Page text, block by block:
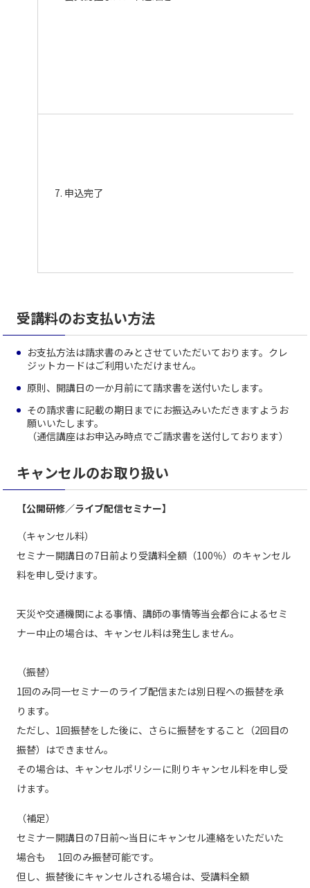
7. 申込完了
受講料のお支払い方法
お支払方法は請求書のみとさせていただいております。クレ
ジットカードはご利用いただけません。
原則、開講日の一か月前にて請求書を送付いたします。
その請求書に記載の期日までにお振込みいただきますようお
願いいたします。
（通信講座はお申込み時点でご請求書を送付しております）
キャンセルのお取り扱い
【公開研修／ライブ配信セミナー】
（キャンセル料）
セミナー開講日の7日前より受講料全額（100％）のキャンセル
料を申し受けます。
天災や交通機関による事情、講師の事情等当会都合によるセミ
ナー中止の場合は、キャンセル料は発生しません。
（振替）
1回のみ同一セミナーのライブ配信または別日程への振替を承
ります。
ただし、1回振替をした後に、さらに振替をすること（2回目の
振替）はできません。
その場合は、キャンセルポリシーに則りキャンセル料を申し受
けます。
（補足）
セミナー開講日の7日前～当日にキャンセル連絡をいただいた
場合も 1回のみ振替可能です。
但し、振替後にキャンセルされる場合は、受講料全額